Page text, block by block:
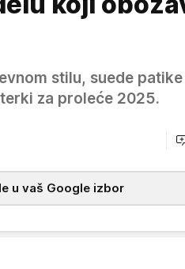
stilu, suede patike
za proleće 2025.
u vaš Google izbor